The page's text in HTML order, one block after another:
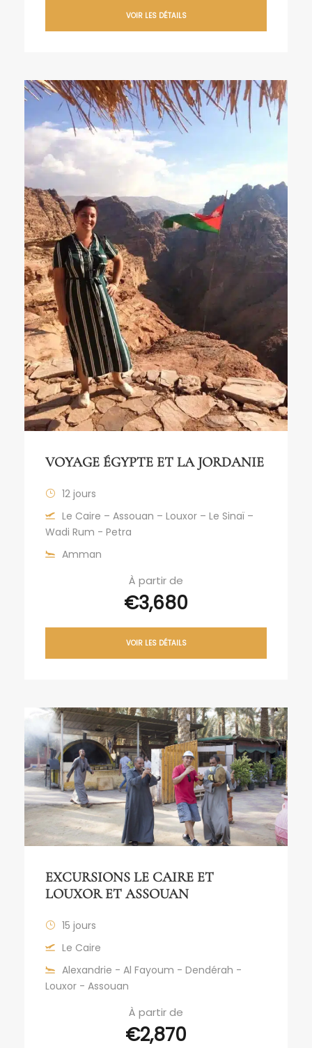
VOIR LES DÉTAILS
VOYAGE ÉGYPTE ET LA JORDANIE
12 jours
Le Caire – Assouan – Louxor – Le Sinaï –
Wadi Rum - Petra
Amman
À partir de
€3,680
VOIR LES DÉTAILS
EXCURSIONS LE CAIRE ET
LOUXOR ET ASSOUAN
15 jours
Le Caire
Alexandrie - Al Fayoum - Dendérah -
Louxor - Assouan
À partir de
€2,870